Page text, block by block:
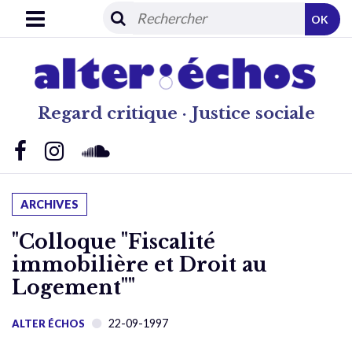
Regard critique · Justice sociale
OK
ARCHIVES
"Colloque "Fiscalité
immobilière et Droit au
Logement""
ALTER ÉCHOS 22-09-1997